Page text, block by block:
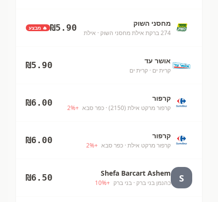
מחסני השוק
274 ברקת אילת מחסני השוק · אילת
₪5.90 🔥 מבצע
אושר עד
קרית ים · קרית ים
₪5.90
קרפור
קרפור מרקט אילת (2150) · כפר סבא +
2%
₪6.00
קרפור
קרפור מרקט אילת · כפר סבא +
2%
₪6.00
S
Shefa Barcart Ashem
כהנמן בני ברק · בני ברק +
10%
₪6.50